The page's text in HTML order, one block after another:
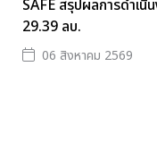
SAFE สรุปผลการดำเ
29.39 ลบ.
06 สิงหาคม 2569